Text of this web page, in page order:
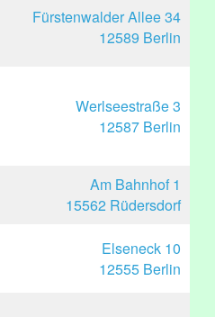
Fürstenwalder Allee 34
12589 Berlin
Werlseestraße 3
12587 Berlin
Am Bahnhof 1
15562 Rüdersdorf
Elseneck 10
12555 Berlin